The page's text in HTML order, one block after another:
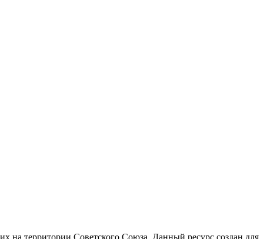
на территории Советского Союза. Данный ресурс создан для